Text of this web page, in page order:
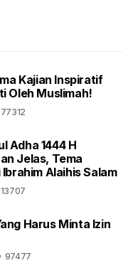
Kajian Inspiratif
Oleh Muslimah!
Adha 1444 H
Jelas, Tema
Alaihis Salam
Harus Minta Izin
97477